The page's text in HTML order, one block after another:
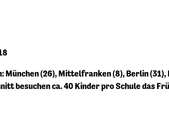
(26), Mittelfranken (8), Berlin (31),
besuchen ca. 40 Kinder pro Schule das